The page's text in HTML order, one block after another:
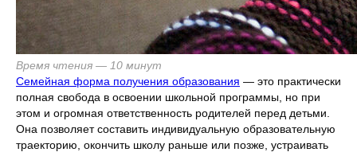
Время чтения — 10 минут
Семейная форма получения образования — это практически
полная свобода в освоении школьной программы, но при
этом и огромная ответственность родителей перед детьми.
Она позволяет составить индивидуальную образовательную
траекторию, окончить школу раньше или позже, устраивать